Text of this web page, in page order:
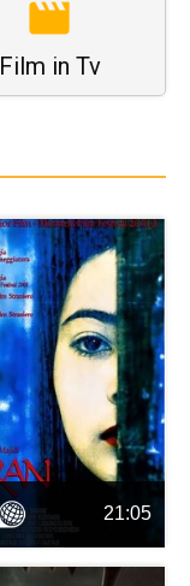
Film in Tv
21:05